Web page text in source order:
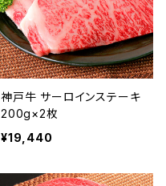
神戸牛 サーロインステーキ
200g×2枚
¥19,440